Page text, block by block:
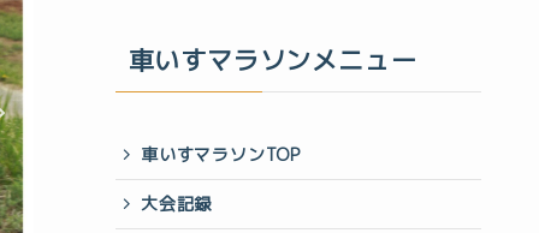
車いすマラソンメニュー
車いすマラソンTOP
大会記録